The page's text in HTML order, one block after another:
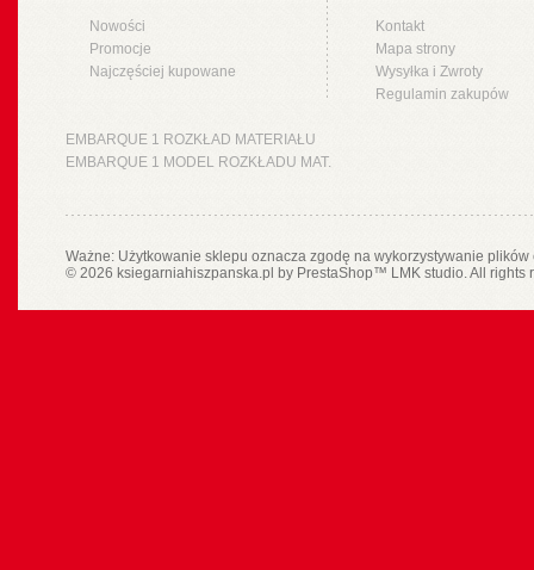
Nowości
Promocje
Najczęściej kupowane
Kontakt
Mapa strony
Wysyłka i Zwroty
Regulamin zakupów
EMBARQUE 1 ROZKŁAD MATERIAŁU
EMBARQUE 1 MODEL ROZKŁADU MAT.
Ważne: Użytkowanie sklepu oznacza zgodę na wykorzystywanie
© 2026 ksiegarniahiszpanska.pl by PrestaShop™ LMK studio. All rights